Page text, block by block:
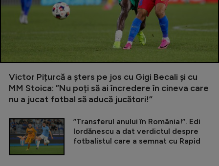
Victor Pițurcă a șters pe jos cu Gigi Becali și cu
MM Stoica: ”Nu poți să ai încredere în cineva care
nu a jucat fotbal să aducă jucători!”
”Transferul anului în România!”. Edi
Iordănescu a dat verdictul despre
fotbalistul care a semnat cu Rapid